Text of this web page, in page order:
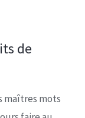
de
maîtres mots